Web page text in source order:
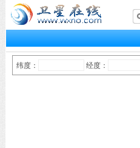
纬度： 经度：